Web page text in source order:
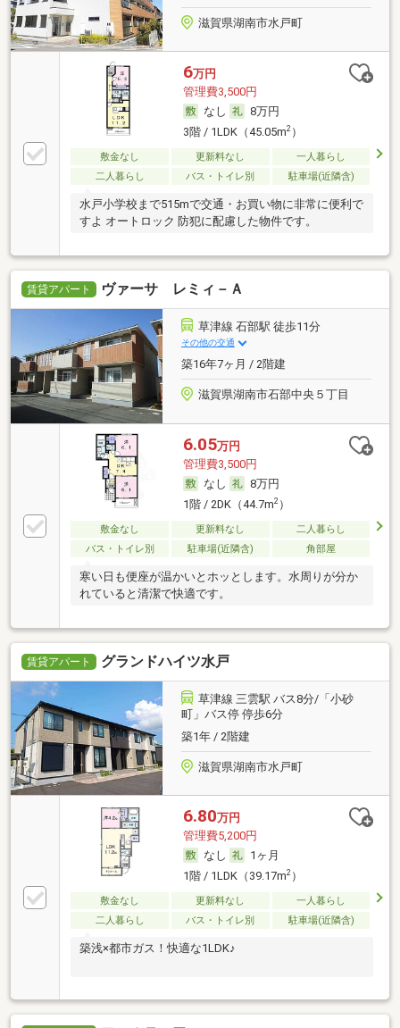
滋賀県湖南市水戸町
6万円
管理費3,500円
なし
8万円
3階 / 1LDK（45.05m2）
敷金なし 更新料なし
一人暮らし
二人暮らし
バス・トイレ別 駐車場(近隣含)
水戸小学校まで515mで交通・お買い物に非常に便利で
すよ オートロック 防犯に配慮した物件です。
賃貸アパート ヴァーサ レミィ－Ａ
草津線 石部駅 徒歩11分
その他の交通
築16年7ヶ月 / 2階建
滋賀県湖南市石部中央５丁目
6.05万円
管理費3,500円
なし
8万円
1階 / 2DK（44.7m2）
敷金なし 更新料なし
二人暮らし
バス・トイレ別
駐車場(近隣含) 角部屋
寒い日も便座が温かいとホッとします。水周りが分か
れていると清潔で快適です。
賃貸アパート グランドハイツ水戸
草津線 三雲駅 バス8分/「小砂
町」バス停 停歩6分
築1年 / 2階建
滋賀県湖南市水戸町
6.80万円
管理費5,200円
なし
1ヶ月
1階 / 1LDK（39.17m2）
敷金なし 更新料なし
一人暮らし
二人暮らし
バス・トイレ別 駐車場(近隣含)
築浅×都市ガス！快適な1LDK♪